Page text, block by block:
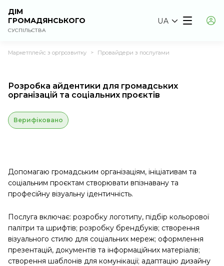
ДІМ
ГРОМАДЯНСЬКОГО
СУСПІЛЬСТВА
UA
Маркетплейс з оргрозвитку > Провайдери з послугами
Розробка айдентики для громадських
організацій та соціальних проєктів
Верифіковано
Допомагаю громадським організаціям, ініціативам та
соціальним проєктам створювати впізнавану та
професійну візуальну ідентичність.
Послуга включає: розробку логотипу, підбір кольорової
палітри та шрифтів; розробку брендбуків; створення
візуального стилю для соціальних мереж; оформлення
презентацій, документів та інформаційних матеріалів;
створення шаблонів для комунікації; адаптацію дизайну